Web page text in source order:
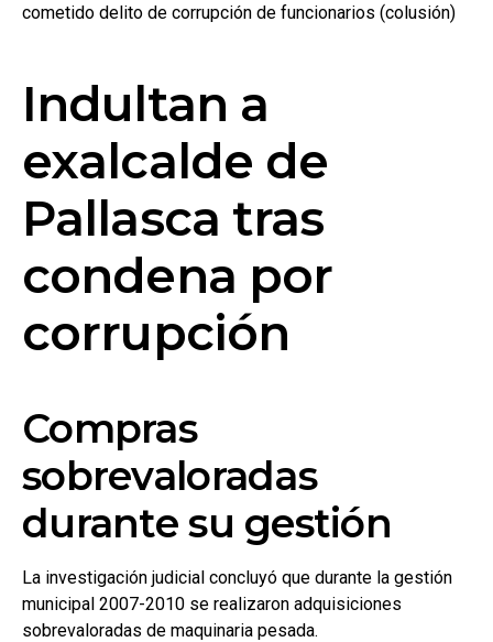
cometido delito de corrupción de funcionarios (colusión)
Indultan a
exalcalde de
Pallasca tras
condena por
corrupción
Compras
sobrevaloradas
durante su gestión
La investigación judicial concluyó que durante la gestión
municipal 2007-2010 se realizaron adquisiciones
sobrevaloradas de maquinaria pesada.